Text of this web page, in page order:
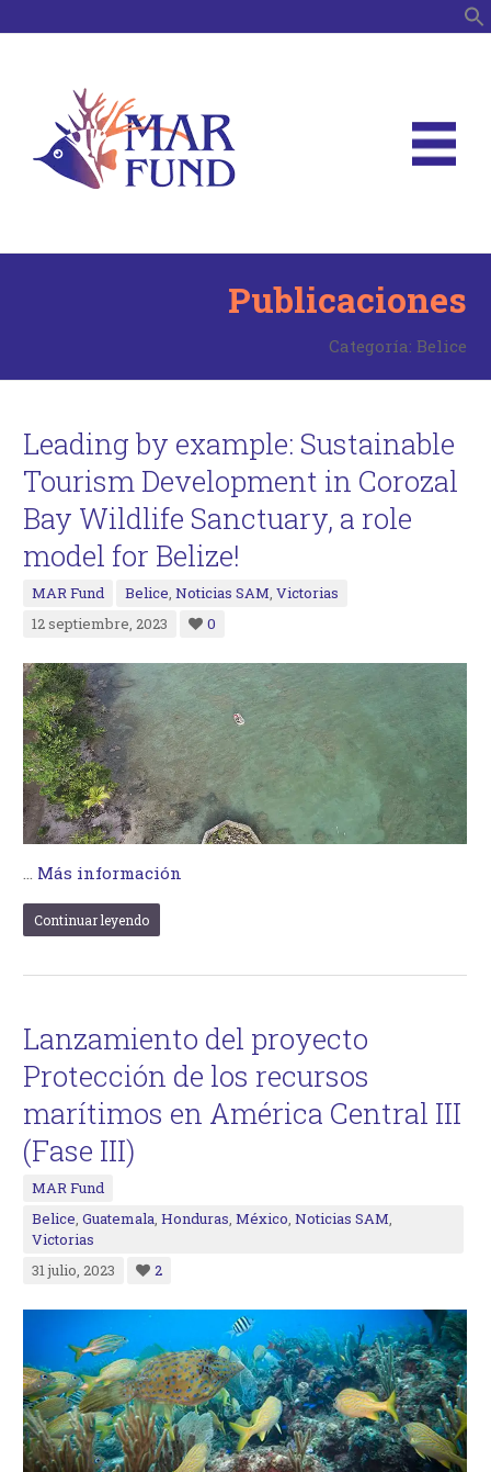
Publicaciones
Categoría: Belice
Leading by example: Sustainable
Tourism Development in Corozal
Bay Wildlife Sanctuary, a role
model for Belize!
MAR Fund Belice,Noticias SAM,Victorias
12 septiembre, 2023
0
… Más información
Continuar leyendo
Lanzamiento del proyecto
Protección de los recursos
marítimos en América Central III
(Fase III)
MAR Fund
Belice,Guatemala,Honduras,México,Noticias SAM,
Victorias
31 julio, 2023
2